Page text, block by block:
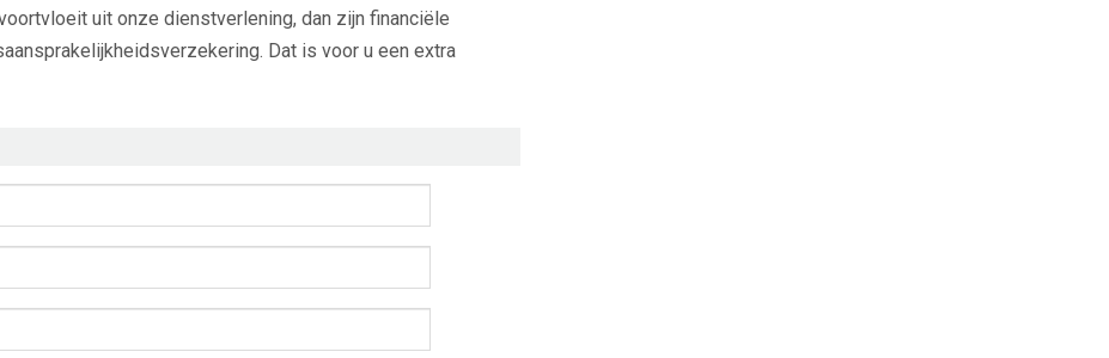
uit onze dienstverlening, dan zijn financiële
Dat is voor u een extra